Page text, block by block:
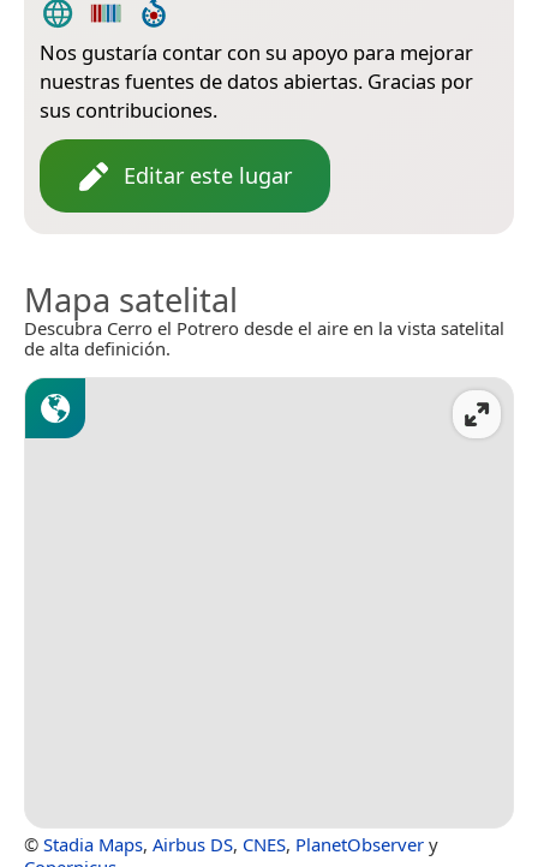
Nos gustaría contar con su apoyo para mejorar
nuestras fuentes de datos abiertas. Gracias por
sus contribuciones.
Editar este lugar
Mapa satelital
Descubra Cerro el Potrero desde el aire en la vista satelital
de alta definición.
© Stadia Maps, Airbus DS, CNES, PlanetObserver y